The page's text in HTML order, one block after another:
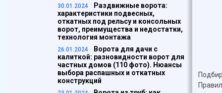
30.01.2024
Раздвижные ворота:
характеристики подвесных,
откатных под рельсу и консольных
ворот, преимущества и недостатки,
технология монтажа
26.01.2024
Ворота для дачи с
калиткой: разновидности ворот для
частных домов (110 фото). Нюансы
выбора распашных и откатных
конструкций